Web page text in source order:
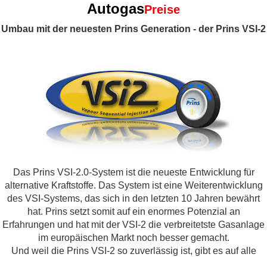
AutogasPreise
Umbau mit der neuesten Prins Generation - der Prins VSI-2
Das Prins VSI-2.0-System ist die neueste Entwicklung für
alternative Kraftstoffe. Das System ist eine Weiterentwicklung
des VSI-Systems, das sich in den letzten 10 Jahren bewährt
hat. Prins setzt somit auf ein enormes Potenzial an
Erfahrungen und hat mit der VSI-2 die verbreitetste Gasanlage
im europäischen Markt noch besser gemacht.
Und weil die Prins VSI-2 so zuverlässig ist, gibt es auf alle